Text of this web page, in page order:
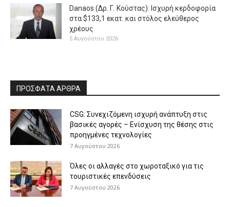
Danaos (Δρ. Γ. Κούστας): Ισχυρή κερδοφορία
στα $133,1 εκατ. και στόλος ελεύθερος
χρέους
5 Αυγούστου 2026
ΠΡΟΣΦΑΤΑ ΑΡΘΡΑ
CSG: Συνεχιζόμενη ισχυρή ανάπτυξη στις
βασικές αγορές – Ενίσχυση της θέσης στις
προηγμένες τεχνολογίες
7 Αυγούστου 2026
Όλες οι αλλαγές στο χωροταξικό για τις
τουριστικές επενδύσεις
7 Αυγούστου 2026